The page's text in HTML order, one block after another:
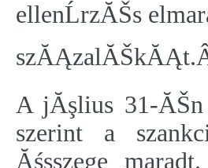
ellenĹrzĂŠs
A jĂşlius 31-
szerint a
Ăśsszege